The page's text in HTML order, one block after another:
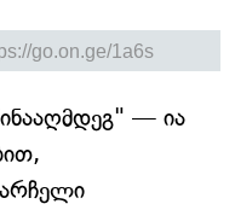
— ია